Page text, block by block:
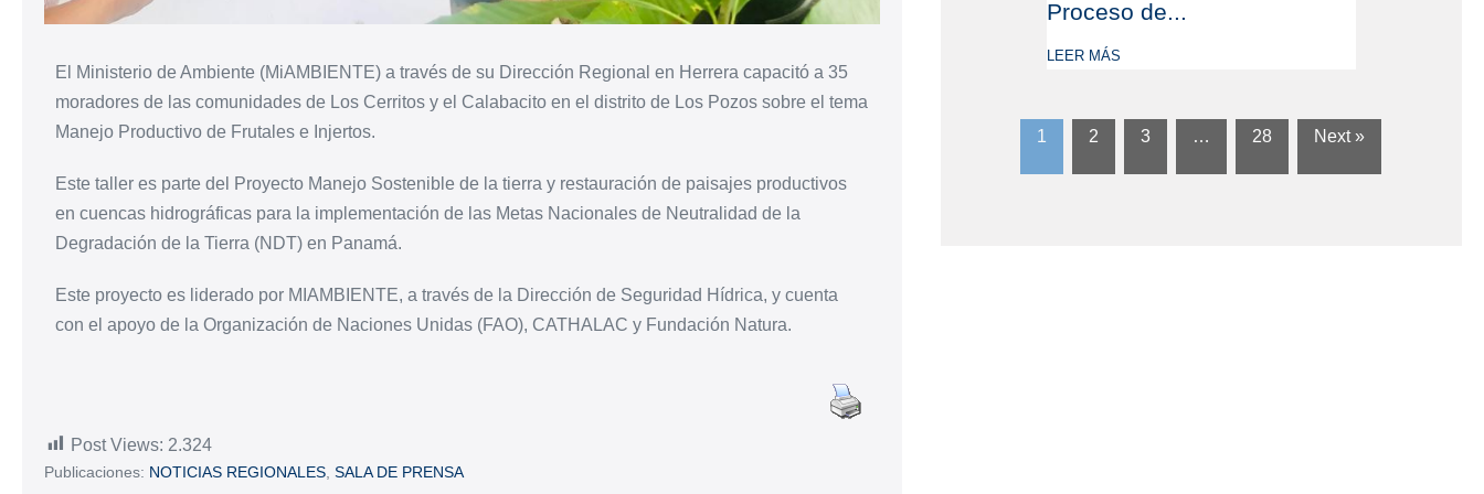
El Ministerio de Ambiente (MiAMBIENTE) a través de su Dirección Regional en Herrera capacitó a 35
moradores de las comunidades de Los Cerritos y el Calabacito en el distrito de Los Pozos sobre el tema
Manejo Productivo de Frutales e Injertos.
Este taller es parte del Proyecto Manejo Sostenible de la tierra y restauración de paisajes productivos
en cuencas hidrográficas para la implementación de las Metas Nacionales de Neutralidad de la
Degradación de la Tierra (NDT) en Panamá.
Este proyecto es liderado por MIAMBIENTE, a través de la Dirección de Seguridad Hídrica, y cuenta
con el apoyo de la Organización de Naciones Unidas (FAO), CATHALAC y Fundación Natura.
Post Views: 2.324
Publicaciones: NOTICIAS REGIONALES SALA DE PRENSA
Proceso de...
LEER MÁS
1 2 3 … 28 Next »